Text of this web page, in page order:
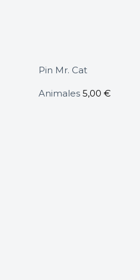
Pin Mr. Cat
Animales 5,00 €